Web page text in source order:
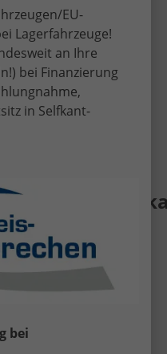
zu günstigen
Telefon, E-Mail
Tüddern.
EU-
Lagerfahrzeuge!
an Ihre
bei Finanzierung
in Selfkant-
bei